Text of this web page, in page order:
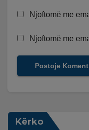
Njoftomë me
Njoftomë me
Kërko